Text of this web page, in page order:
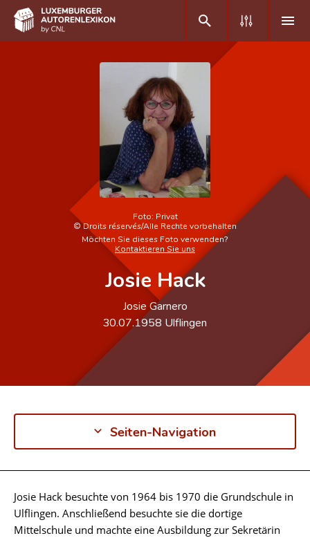
Erweiterte Suche
Häufige Fragen und Antworten
Forschungsgruppe
Foto: Privat
©Droits réservés/Alle Rechte vorbehalten
Möchten Sie dieses Foto verwenden?
Kontaktieren Sie uns
Josie Hack
Josie Garnero
30.07.1958 Ulflingen
Seiten-Navigation
Biographie
Josie Hack besuchte von 1964 bis 1970 die Grundschule in
Ulflingen. Anschließend besuchte sie die dortige
Mittelschule und machte eine Ausbildung zur Sekretärin